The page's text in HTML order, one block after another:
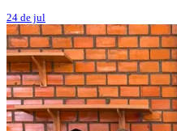
24 de jul